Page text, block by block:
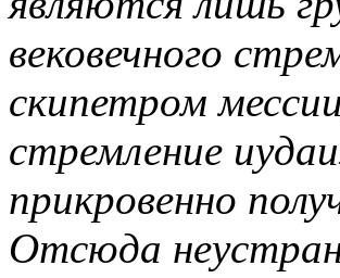
вековечного
скипетром
стремление
прикровенно
Отсюда